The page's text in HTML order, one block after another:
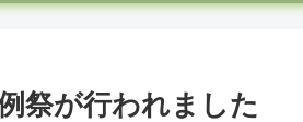
祭が行われました